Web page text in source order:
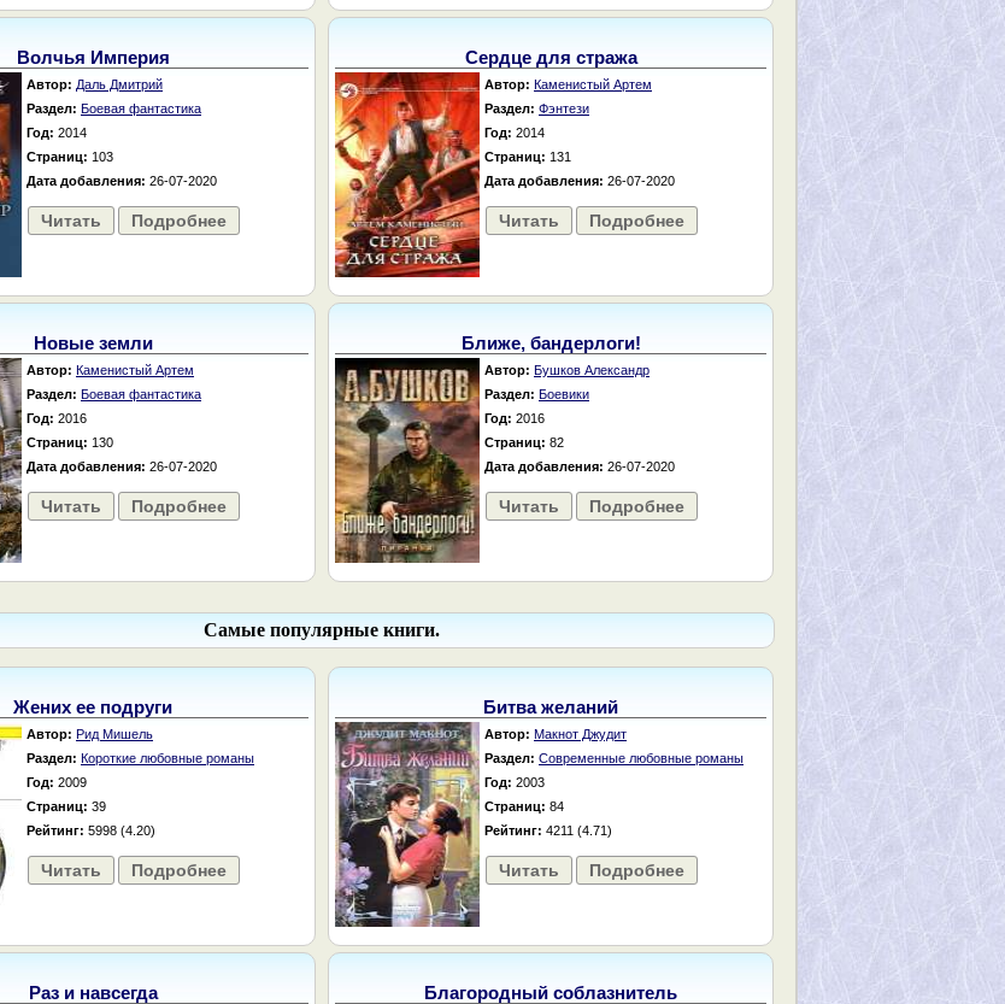
Волчья Империя
Автор: Даль Дмитрий
Раздел: Боевая фантастика
Год: 2014
Страниц: 103
Дата добавления: 26-07-2020
Читать Подробнее
Сердце для стража
Автор: Каменистый Артем
Раздел: Фэнтези
Год: 2014
Страниц: 131
Дата добавления: 26-07-2020
Читать Подробнее
Новые земли
Автор: Каменистый Артем
Раздел: Боевая фантастика
Год: 2016
Страниц: 130
Дата добавления: 26-07-2020
Читать Подробнее
Ближе, бандерлоги!
Автор: Бушков Александр
Раздел: Боевики
Год: 2016
Страниц: 82
Дата добавления: 26-07-2020
Читать Подробнее
Самые популярные книги.
Жених ее подруги
Автор: Рид Мишель
Раздел: Короткие любовные романы
Год: 2009
Страниц: 39
Рейтинг: 5998 (4.20)
Читать Подробнее
Битва желаний
Автор: Макнот Джудит
Раздел: Современные любовные романы
Год: 2003
Страниц: 84
Рейтинг: 4211 (4.71)
Читать Подробнее
Раз и навсегда Благородный соблазнитель